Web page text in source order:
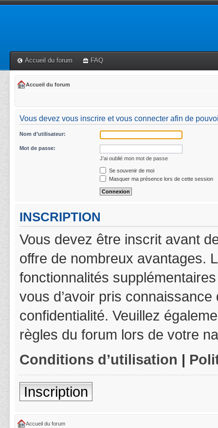
Accueil du forum FAQ
Accueil du forum
Vous devez vous inscrire et vous connecter afin de
Nom d’utilisateur:
Mot de passe:
J’ai oublié mon mot de passe
Se souvenir de moi
Masquer ma présence lors de cette session
INSCRIPTION
Vous devez être inscrit avant
offre de nombreux avantages.
fonctionnalités
vous d’avoir pris
confidentialité. Veuillez
règles du forum lors de votre
Conditions d’utilisation |
Inscription
Accueil du forum